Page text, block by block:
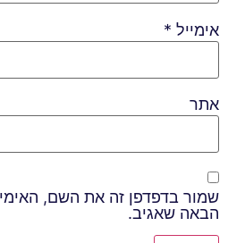
אימייל *
אתר
שמור בדפדפן זה את השם,
הבאה שאגיב.